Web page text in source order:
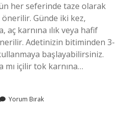
her seferinde taze olarak
Günde iki kez,
aç karnına ılık veya hafif
Adetinizin bitiminden 3-
başlayabilirsiniz.
mı içilir tok karnına…
Yorum Bırak